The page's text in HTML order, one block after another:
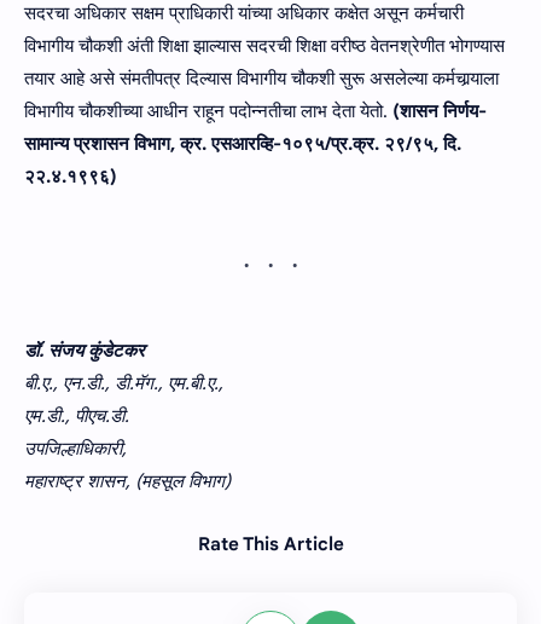
सदरचा अधिकार सक्षम प्राधिकारी यांच्‍या अधिकार कक्षेत असून कर्मचारी
विभागीय चौकशी अंती शिक्षा झाल्यास सदरची शिक्षा वरीष्ठ वेतनश्रेणीत भोगण्यास
तयार आहे असे संमतीपत्र दिल्यास विभागीय चौकशी सुरू असलेल्या कर्मचार्‍याला
विभागीय चौकशीच्या आधीन राहून पदोन्नतीचा लाभ देता येतो. (शासन निर्णय-
सामान्य प्रशासन विभाग, क्र. एसआरव्‍हि-१०९५/प्र.क्र. २९/९५, दि.
२२.४.१९९६)
डॉ. संजय कुंडेटकर
बी.ए., एन.डी., डी.मॅग., एम.बी.ए.,
एम.डी., पीएच.डी.
उपजिल्हाधिकारी,
महाराष्ट्र शासन, (महसूल विभाग)
Rate This Article